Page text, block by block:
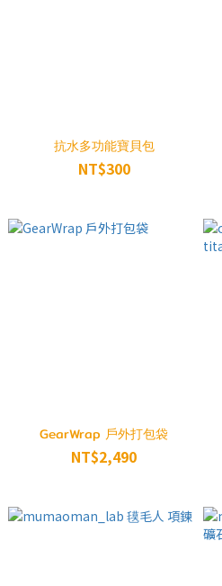
抗水多功能寶貝包
NT$300
GearWrap 戶外打包袋
NT$2,490